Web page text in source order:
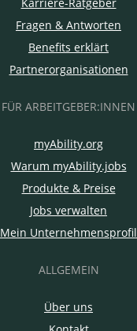
Karriere-Ratgeber
Fragen & Antworten
Benefits erklärt
Partnerorganisationen
FÜR ARBEITGEBER:INNEN
myAbility.org
Warum myAbility.jobs
Produkte & Preise
Jobs verwalten
Mein Unternehmensprofil
ALLGEMEIN
Über uns